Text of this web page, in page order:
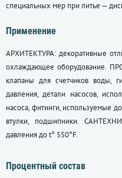
специальных мер при литье —
Применение
АРХИТЕКТУРА: декоративные
охлаждающее оборудование.
клапаны для счетчиков воды,
давления, детали насосов,
насоса, фитинги, используемые
втулки, подшипники.
давления до t° 550°F.
Процентный состав